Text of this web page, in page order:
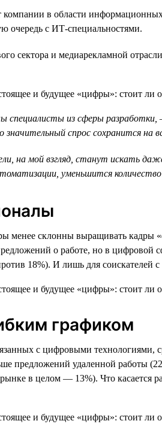
в области
очередь с ИТ-специальностями.
сектора и медиарекламной
специалисты из сферы
спрос сохранится на
на мой взгляд, станут
уменьшится
менее склонны выращивать кадры
о работе, но в цифровой
18%). И лишь для
графиком
с цифровыми технологиями,
предложений удаленной работы
в целом — 13%). Что касается